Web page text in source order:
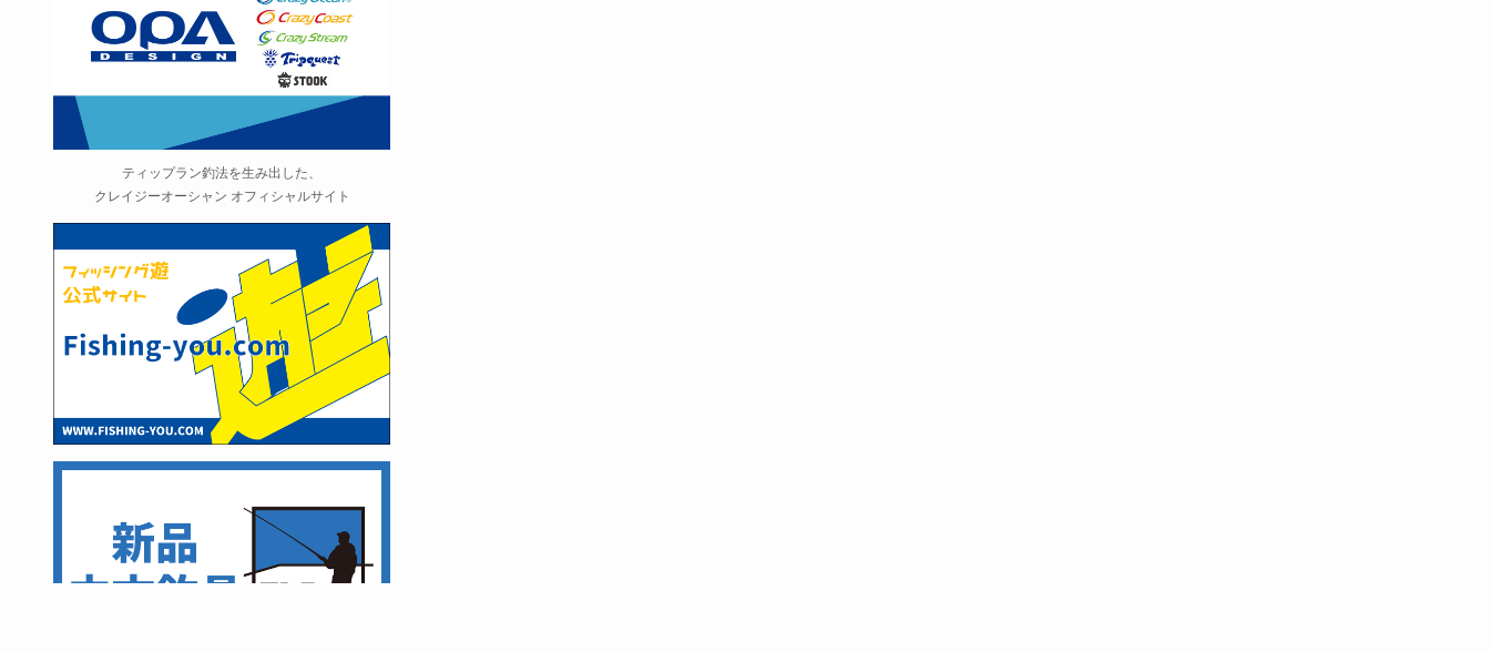
ティップラン釣法を生み出した、
クレイジーオーシャン オフィシャルサイト